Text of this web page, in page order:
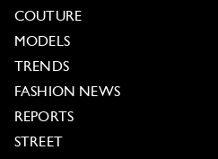
COUTURE
MODELS
TRENDS
FASHION NEWS
REPORTS
STREET